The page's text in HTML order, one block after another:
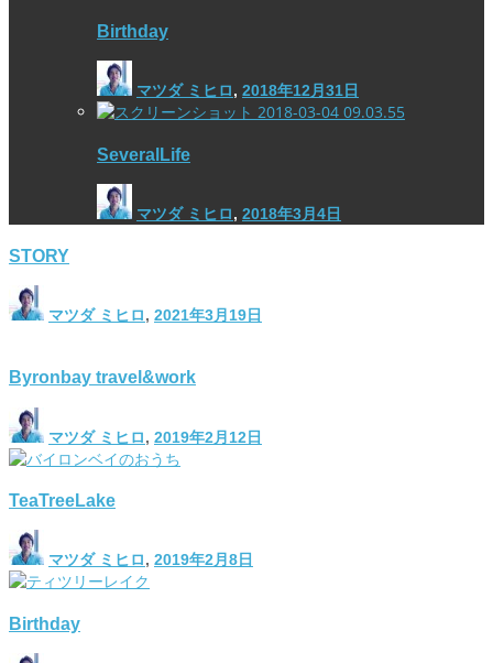
Birthday
マツダ ミヒロ, 2018年12月31日
SeveralLife
マツダ ミヒロ, 2018年3月4日
STORY
マツダ ミヒロ, 2021年3月19日
Byronbay travel&work
マツダ ミヒロ, 2019年2月12日
TeaTreeLake
マツダ ミヒロ, 2019年2月8日
Birthday